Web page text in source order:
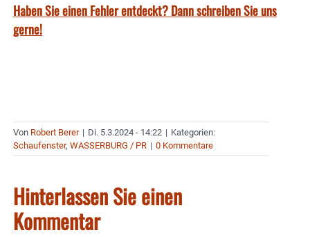
Haben Sie einen Fehler entdeckt? Dann schreiben Sie uns
gerne!
Von Robert Berer | Di. 5.3.2024 - 14:22 | Kategorien:
Schaufenster, WASSERBURG / PR | 0 Kommentare
Hinterlassen Sie einen
Kommentar